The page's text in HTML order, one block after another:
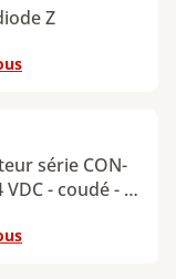
Z
série CON-
VDC - coudé - 3